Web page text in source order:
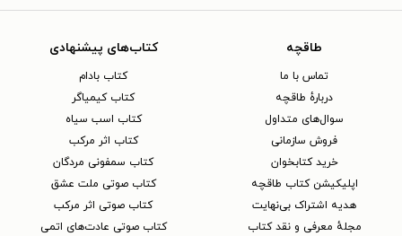
طاقچه
تماس با ما
دربارهٔ طاقچه
سوال‌های متداول
فروش سازمانی
خرید کتابخوان
اپلیکیشن کتاب طاقچه
هدیه اشتراک بی‌نهایت
مجلهٔ معرفی و نقد کتاب
کتاب‌های پیشنهادی
کتاب بادام
کتاب کیمیاگر
کتاب اسب سیاه
کتاب اثر مرکب
کتاب سمفونی مردگان
کتاب صوتی ملت عشق
کتاب صوتی اثر مرکب
کتاب صوتی عادت‌های اتمی